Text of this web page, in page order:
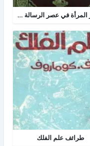
تحرير المرأة في عصر الرسالة جــ 2
طرائف علم الفلك